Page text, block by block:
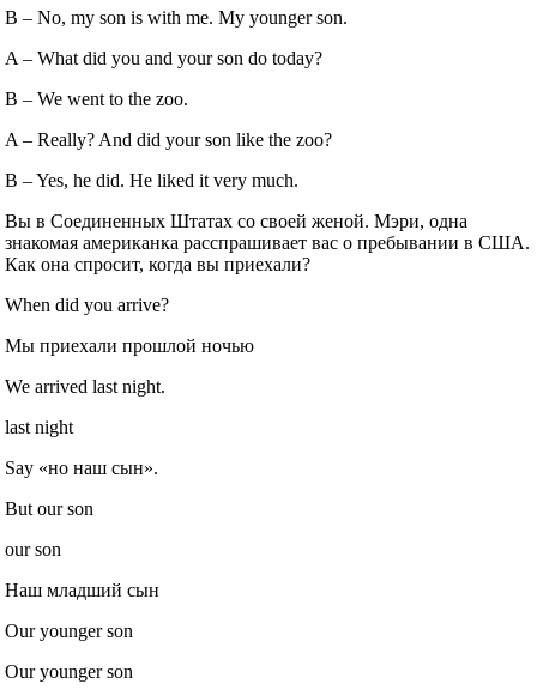
B – No, my son is with me. My younger son.
A – What did you and your son do today?
B – We went to the zoo.
A – Really? And did your son like the zoo?
B – Yes, he did. He liked it very much.
Вы в Соединенных Штатах со своей женой. Мэри, одна
знакомая американка расспрашивает вас о пребывании в США.
Как она спросит, когда вы приехали?
When did you arrive?
Мы приехали прошлой ночью
We arrived last night.
last night
Say «но наш сын».
But our son
our son
Наш младший сын
Our younger son
Our younger son